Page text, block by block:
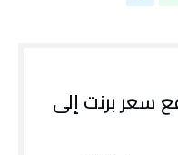
سعر برنت إلى